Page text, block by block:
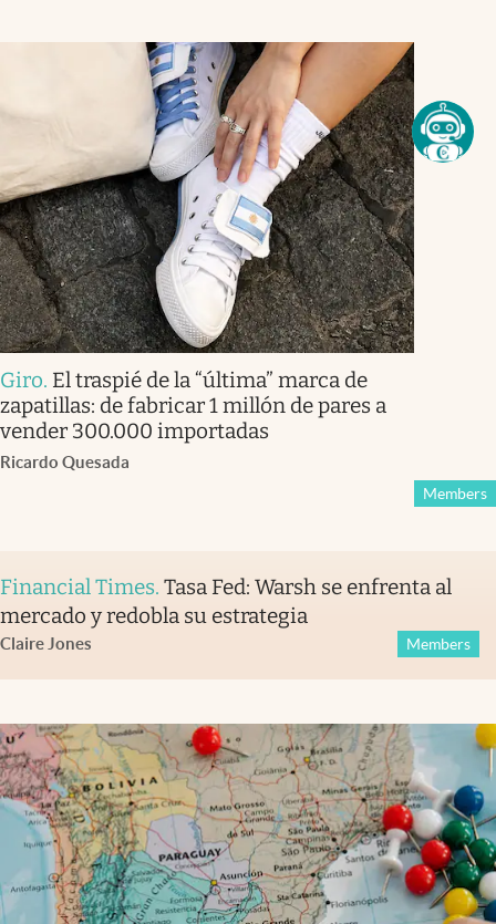
Giro. El traspié de la “última” marca de
zapatillas: de fabricar 1 millón de pares a
vender 300.000 importadas
Ricardo Quesada
Members
Financial Times. Tasa Fed: Warsh se enfrenta al
mercado y redobla su estrategia
Claire Jones Members